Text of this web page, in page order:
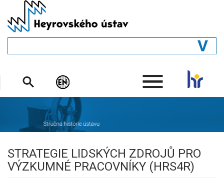
hlavnímu
obsahu
STRUKTURA
.
STRATEGIE LIDSKÝCH ZDROJŮ PRO
VÝZKUMNÉ PRACOVNÍKY (HRS4R)